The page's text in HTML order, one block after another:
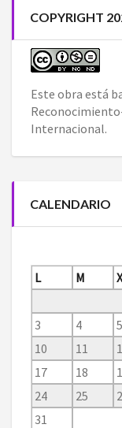
COPYRIGHT
Este obra está
Internacional.
CALENDARIO
L
M
3
4 5
10
11
17
18
24
25
31